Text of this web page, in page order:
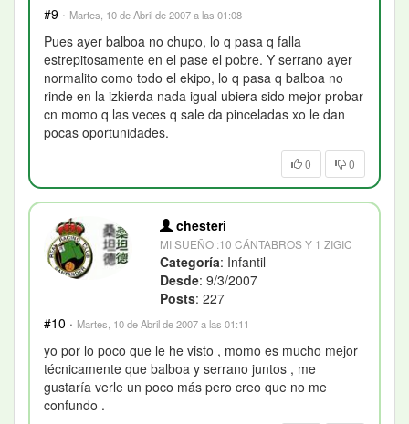
#9 · Martes, 10 de Abril de 2007 a las 01:08
Pues ayer balboa no chupo, lo q pasa q falla
estrepitosamente en el pase el pobre. Y serrano ayer
normalito como todo el ekipo, lo q pasa q balboa no
rinde en la izkierda nada igual ubiera sido mejor probar
cn momo q las veces q sale da pinceladas xo le dan
pocas oportunidades.
0 0
chesteri
MI SUEÑO :10 CÁNTABROS Y 1 ZIGIC
Categoría: Infantil
Desde: 9/3/2007
Posts: 227
#10 · Martes, 10 de Abril de 2007 a las 01:11
yo por lo poco que le he visto , momo es mucho mejor
técnicamente que balboa y serrano juntos , me
gustaría verle un poco más pero creo que no me
confundo .